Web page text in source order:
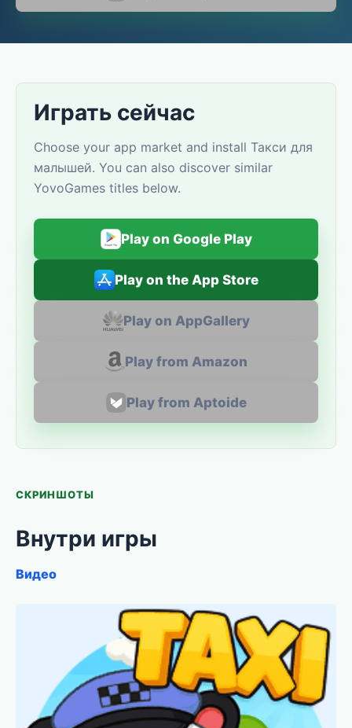
Играть сейчас
Choose your app market and install Такси для
малышей. You can also discover similar
YovoGames titles below.
Play on Google Play
Play on the App Store
Play on AppGallery
Play from Amazon
Play from Aptoide
СКРИНШОТЫ
Внутри игры
Видео